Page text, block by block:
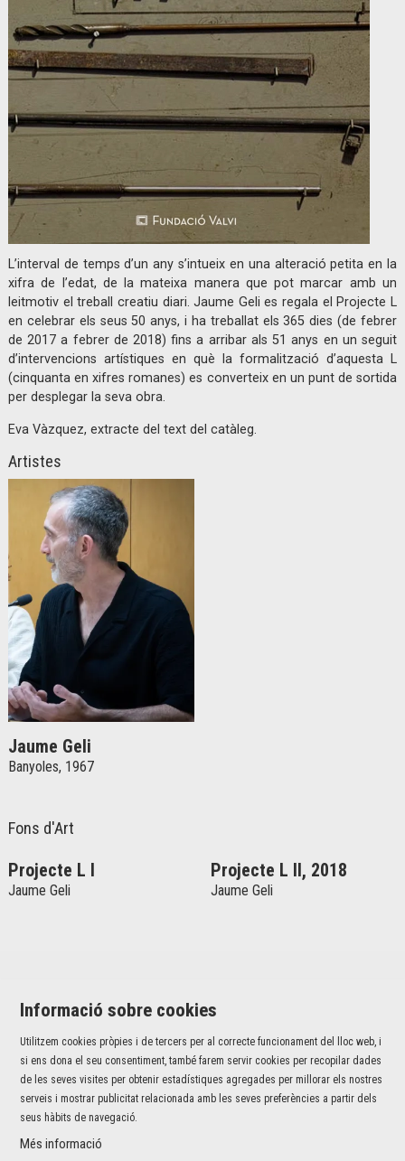
L’interval de temps d’un any s’intueix en una alteració petita en la
xifra de l’edat, de la mateixa manera que pot marcar amb un
leitmotiv el treball creatiu diari. Jaume Geli es regala el Projecte L
en celebrar els seus 50 anys, i ha treballat els 365 dies (de febrer
de 2017 a febrer de 2018) fins a arribar als 51 anys en un seguit
d’intervencions artístiques en què la formalització d’aquesta L
(cinquanta en xifres romanes) es converteix en un punt de sortida
per desplegar la seva obra.
Eva Vàzquez, extracte del text del catàleg.
Artistes
Jaume Geli
Banyoles, 1967
Fons d'Art
Projecte L I
Jaume Geli
Projecte L II, 2018
Jaume Geli
Jaume I, 42 baixos | 17001 Girona
T 972 226 527 |info@fundaciovalvi.cat
Sitemap | Avís Legal
Informació sobre cookies
Utilitzem cookies pròpies i de tercers per al correcte funcionament del lloc web, i
si ens dona el seu consentiment, també farem servir cookies per recopilar dades
de les seves visites per obtenir estadístiques agregades per millorar els nostres
serveis i mostrar publicitat relacionada amb les seves preferències a partir dels
seus hàbits de navegació.
Més informació